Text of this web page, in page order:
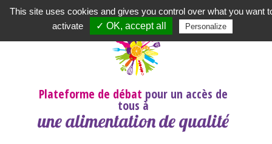
Plateforme de débat pour un accès de
tous à
une alimentation de qualité
Newsletter|A propos|Contact| | |
This site uses cookies and gives you control over what you want
activate
✓ OK, accept all Personalize